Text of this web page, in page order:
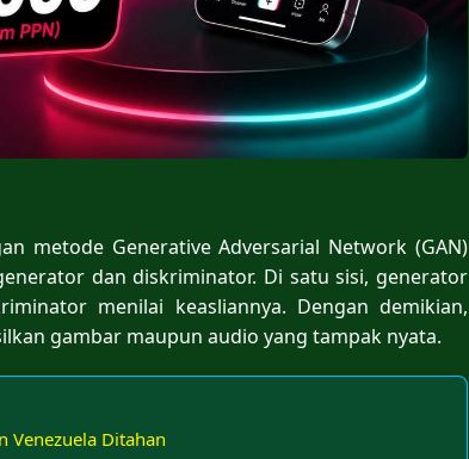
metode Generative Adversarial Network (GAN)
dan diskriminator. Di satu sisi, generator
menilai keasliannya. Dengan demikian,
gambar maupun audio yang tampak nyata.
Venezuela Ditahan